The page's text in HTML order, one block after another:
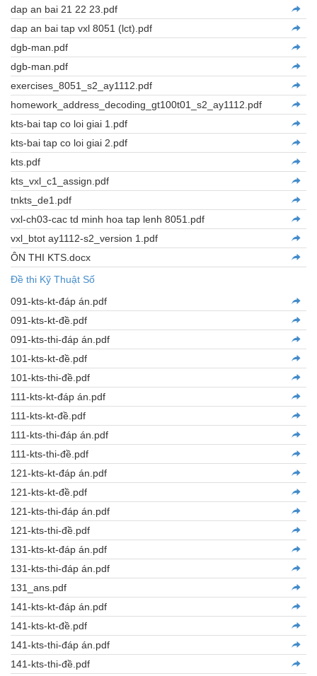
dap an bai 21 22 23.pdf
dap an bai tap vxl 8051 (lct).pdf
dgb-man.pdf
dgb-man.pdf
exercises_8051_s2_ay1112.pdf
homework_address_decoding_gt100t01_s2_ay1112.pdf
kts-bai tap co loi giai 1.pdf
kts-bai tap co loi giai 2.pdf
kts.pdf
kts_vxl_c1_assign.pdf
tnkts_de1.pdf
vxl-ch03-cac td minh hoa tap lenh 8051.pdf
vxl_btot ay1112-s2_version 1.pdf
ÔN THI KTS.docx
Đề thi Kỹ Thuật Số
091-kts-kt-đáp án.pdf
091-kts-kt-đề.pdf
091-kts-thi-đáp án.pdf
101-kts-kt-đề.pdf
101-kts-thi-đề.pdf
111-kts-kt-đáp án.pdf
111-kts-kt-đề.pdf
111-kts-thi-đáp án.pdf
111-kts-thi-đề.pdf
121-kts-kt-đáp án.pdf
121-kts-kt-đề.pdf
121-kts-thi-đáp án.pdf
121-kts-thi-đề.pdf
131-kts-kt-đáp án.pdf
131-kts-thi-đáp án.pdf
131_ans.pdf
141-kts-kt-đáp án.pdf
141-kts-kt-đề.pdf
141-kts-thi-đáp án.pdf
141-kts-thi-đề.pdf